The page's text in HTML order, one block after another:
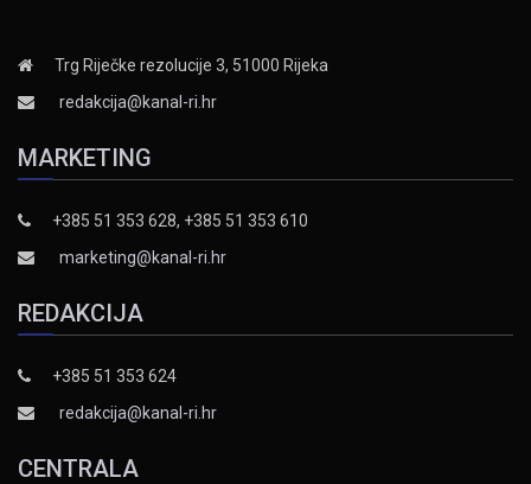
Trg Riječke rezolucije 3, 51000 Rijeka
redakcija@kanal-ri.hr
MARKETING
+385 51 353 628, +385 51 353 610
marketing@kanal-ri.hr
REDAKCIJA
+385 51 353 624
redakcija@kanal-ri.hr
CENTRALA